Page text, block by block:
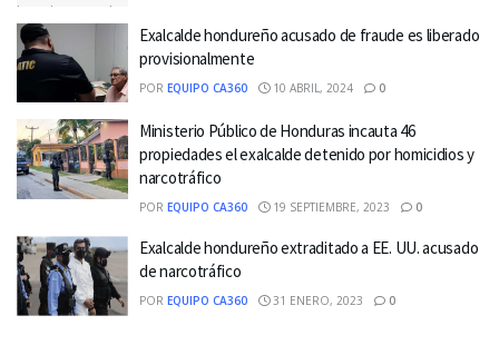
Exalcalde hondureño acusado de fraude es liberado
provisionalmente
POR EQUIPO CA360 10 ABRIL, 2024 0
Ministerio Público de Honduras incauta 46
propiedades el exalcalde detenido por homicidios y
narcotráfico
POR EQUIPO CA360 19 SEPTIEMBRE, 2023 0
Exalcalde hondureño extraditado a EE. UU. acusado
de narcotráfico
POR EQUIPO CA360 31 ENERO, 2023 0